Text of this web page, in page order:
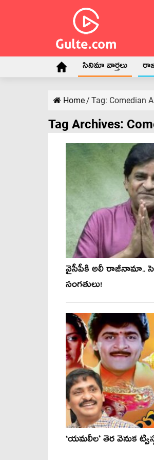
సినిమా వార్తలు
Home/ Tag: Comedian
Tag Archives:
వైసీపీకి అలీ రాజీనామా..
సంగ‌తులు!
‘యమలీల’ తెర వెనుక